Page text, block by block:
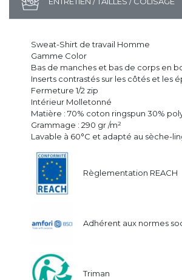
Sweat-Shirt de travail Homme
Gamme Color
Bas de manches et bas de corps en
Inserts contrastés sur les côtés et les
Fermeture 1/2 zip
Intérieur Molletonné
Matière : 70% coton ringspun 30%
Grammage : 290 gr /m²
Lavable à 60°C et adapté au sèche-
Règlementation REACH
Adhérent aux normes
Triman